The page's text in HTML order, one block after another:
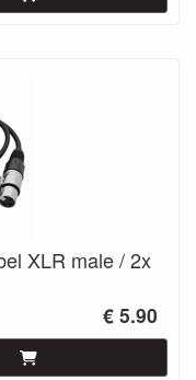
XLR male / 2x
€ 5.90